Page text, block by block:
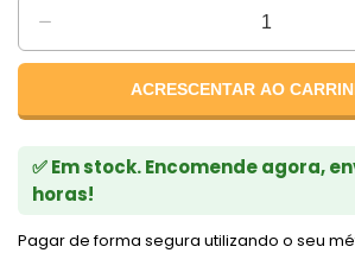
ACRESCENTAR AO
✅ Em stock. Encomende agora,
horas!
Pagar de forma segura utilizando o seu